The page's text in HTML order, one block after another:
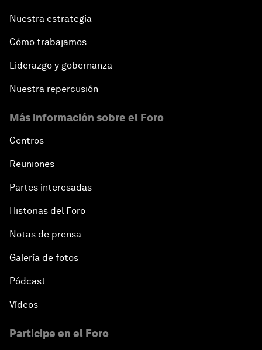
Nuestra estrategia
Cómo trabajamos
Liderazgo y gobernanza
Nuestra repercusión
Más información sobre el Foro
Centros
Reuniones
Partes interesadas
Historias del Foro
Notas de prensa
Galería de fotos
Pódcast
Vídeos
Participe en el Foro